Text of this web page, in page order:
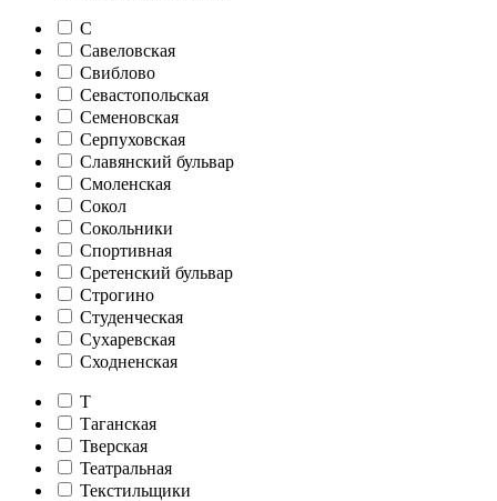
С
Савеловская
Свиблово
Севастопольская
Семеновская
Серпуховская
Славянский бульвар
Смоленская
Сокол
Сокольники
Спортивная
Сретенский бульвар
Строгино
Студенческая
Сухаревская
Сходненская
Т
Таганская
Тверская
Театральная
Текстильщики